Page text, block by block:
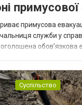
примусової
примусова
служби у
Суспільство